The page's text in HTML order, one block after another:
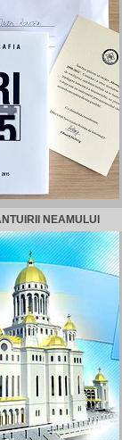
NEAMULUI